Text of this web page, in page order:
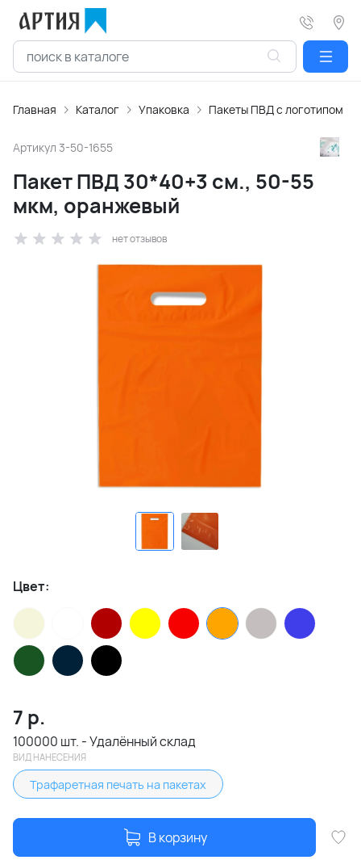
Главная Каталог Упаковка Пакеты ПВД с логотипом
Артикул 3-50-1655
Пакет ПВД 30*40+3 см., 50-55
мкм, оранжевый
нет отзывов
Цвет:
7 р.
100000 шт. - Удалённый склад
ВИД НАНЕСЕНИЯ
Трафаретная печать на пакетах
В корзину